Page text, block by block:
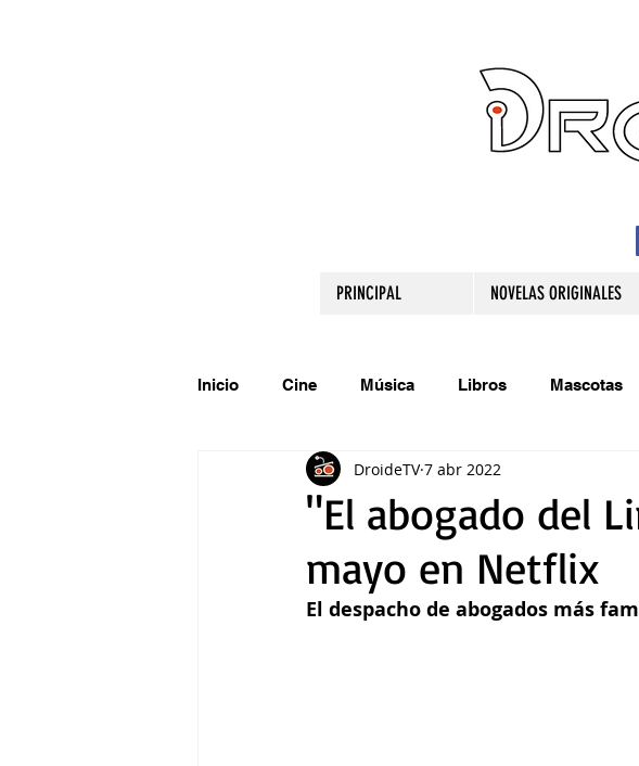
PRINCIPAL NOVELAS ORIGINALES
Inicio Cine Música Libros Mascotas
Comparte tu talento Relatos originales
Gastronomía Tecnología
"El abogado del
mayo en Netflix
DroideTV 7 abr 2022
El despacho de abogados más